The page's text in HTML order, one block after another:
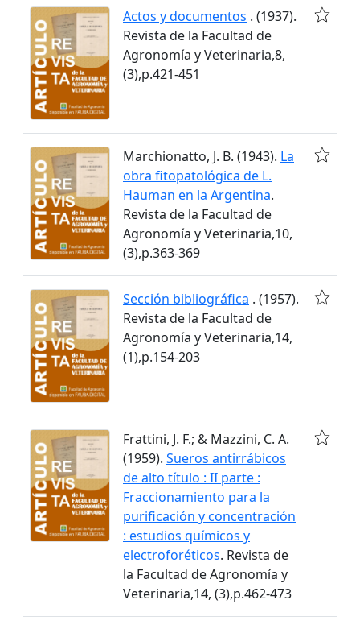
Actos y documentos . (1937).
Revista de la Facultad de
Agronomía y Veterinaria,8,
(3),p.421-451
Marchionatto, J. B. (1943). La
obra fitopatológica de L.
Hauman en la Argentina.
Revista de la Facultad de
Agronomía y Veterinaria,10,
(3),p.363-369
Sección bibliográfica . (1957).
Revista de la Facultad de
Agronomía y Veterinaria,14,
(1),p.154-203
Frattini, J. F.; & Mazzini, C. A.
(1959). Sueros antirrábicos
de alto título : II parte :
Fraccionamiento para la
purificación y concentración
: estudios químicos y
electroforéticos. Revista de
la Facultad de Agronomía y
Veterinaria,14, (3),p.462-473